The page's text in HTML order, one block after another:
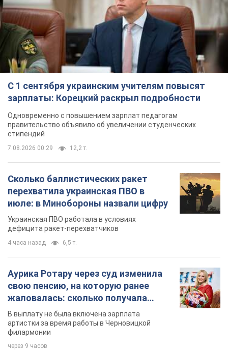
С 1 сентября украинским учителям повысят
зарплаты: Корецкий раскрыл подробности
Одновременно с повышением зарплат педагогам
правительство объявило об увеличении студенческих
стипендий
7.08.2026 00:29 12,2 т.
Сколько баллистических ракет
перехватила украинская ПВО в
июле: в Минобороны назвали цифру
Украинская ПВО работала в условиях
дефицита ракет-перехватчиков
4 часа назад 6,5 т.
Аурика Ротару через суд изменила
свою пенсию, на которую ранее
жаловалась: сколько получала
певица
В выплату не была включена зарплата
артистки за время работы в Черновицкой
филармонии
через 9 часов